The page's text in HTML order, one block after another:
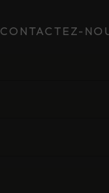
CONTACTEZ-